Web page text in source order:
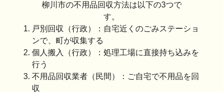
柳川市の不用品回収方法は以下の3つで
す。
戸別回収（行政）：自宅近くのごみステーショ
ンで、町が収集する
個人搬入（行政）：処理工場に直接持ち込みを
行う
不用品回収業者（民間）：ご自宅で不用品を回
収